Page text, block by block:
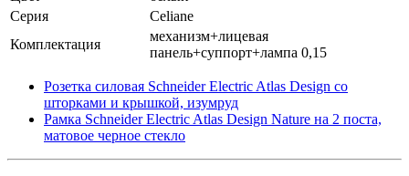
Серия
Celiane
Комплектация
механизм+лицевая
панель+суппорт+лампа 0,15
Розетка силовая Schneider Electric Atlas Design со
шторками и крышкой, изумруд
Рамка Schneider Electric Atlas Design Nature на 2 поста,
матовое черное стекло